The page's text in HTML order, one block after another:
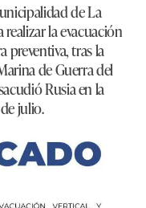
de La
la evacuación
preventiva, tras la
de Guerra del
Rusia en la
julio.